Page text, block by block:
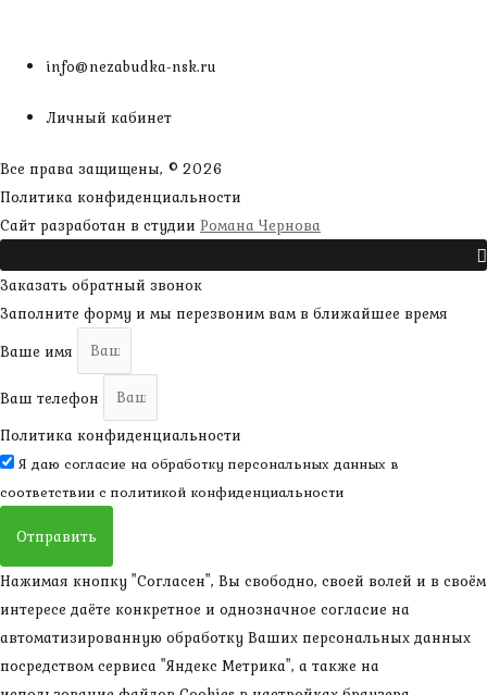
info@nezabudka-nsk.ru
Личный кабинет
Все права защищены, © 2026
Политика конфиденциальности
Сайт разработан в студии Романа Чернова
Заказать обратный звонок
Заполните форму и мы перезвоним вам в ближайшее время
Ваше имя
Ваш телефон
Политика конфиденциальности
Я даю согласие на обработку персональных данных в
соответствии с политикой конфиденциальности
Отправить
Нажимая кнопку "Согласен", Вы свободно, своей волей и в своём
интересе даёте конкретное и однозначное согласие на
автоматизированную обработку Ваших персональных данных
посредством сервиса "Яндекс Метрика", а также на